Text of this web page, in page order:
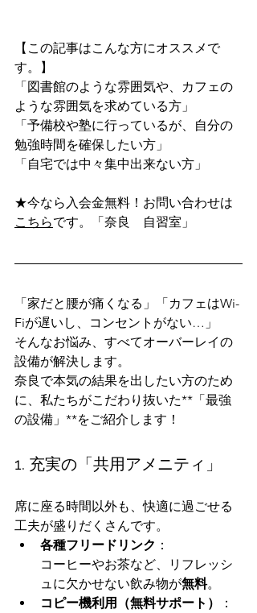
【この記事はこんな方にオススメで
す。】
「図書館のような雰囲気や、カフェの
ような雰囲気を求めている方」
「予備校や塾に行っているが、自分の
勉強時間を確保したい方」
「自宅では中々集中出来ない方」
★今なら入会金無料！お問い合わせは
こちらです。「奈良　自習室」
「家だと腰が痛くなる」「カフェはWi-
Fiが遅いし、コンセントがない…」
そんなお悩み、すべてオーバーレイの
設備が解決します。
奈良で本気の結果を出したい方のため
に、私たちがこだわり抜いた**「最強
の設備」**をご紹介します！
1. 充実の「共用アメニティ」
席に座る時間以外も、快適に過ごせる
工夫が盛りだくさんです。
各種フリードリンク ：
コーヒーやお茶など、リフレッシ
ュに欠かせない飲み物が無料。
コピー機利用（無料サポート）
：